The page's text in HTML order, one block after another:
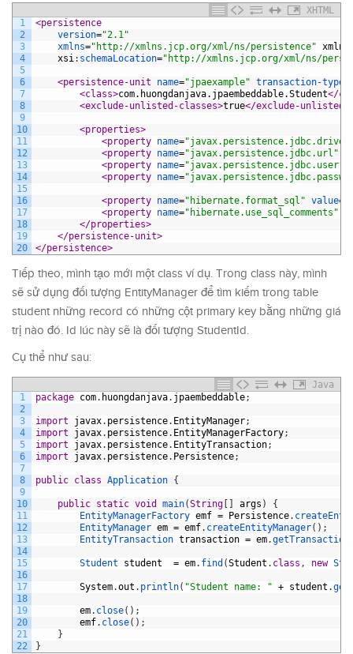
XHTML
1
2
3
4
5
6
7
8
9
10
11
12
13
14
15
16
17
18
19
20
<persistence
version="2.1"
xmlns="http://xmlns.jcp.org/xml/ns/persistence" xmlns
xsi : schemaLocation="http://xmlns.jcp.org/xml/ns/
<persistence-unit name="jpaexample" transaction-type
<class>com.huongdanjava.jpaembeddable.Student</
<exclude-unlisted-classes>true</exclude-unlisted-
<properties>
<property name=
<property name="javax.persistence.jdbc.url"
<property name="javax.persistence.jdbc.user"
<property name=
<property name="hibernate.format_sql" value=
<property name="hibernate.use_sql_comments"
</properties>
</persistence-unit>
</persistence>
Tiếp theo, mình tạo mới một class ví dụ. Trong class này, mình
sẽ sử dụng đối tượng EntityManager để tìm kiếm trong table
student những record có những cột primary key bằng những giá
trị nào đó. Id lúc này sẽ là đối tượng StudentId.
Cụ thể như sau:
Java
1
2
3
4
5
6
7
8
9
10
11
12
13
14
15
16
17
18
19
20
21
22
package com. huongdanjava. jpaembeddable;
import javax. persistence. EntityManager;
import
javax. persistence. EntityManagerFactory;
import
javax. persistence. EntityTransaction;
import
javax. persistence. Persistence;
public class Application {
public static void main(String [ ] args )
{
EntityManagerFactory emf = Persistence.
EntityManager em = emf. createEntityManager( ) ;
EntityTransaction transaction = em.getTransaction
Student student = em. find (Student . class , new
System.out . println( "Student name: " + student .
em. close( ) ;
emf. close( ) ;
}
}